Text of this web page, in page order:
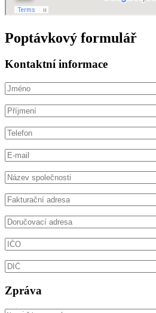
Poptávkový formulář
Kontaktní informace
Zpráva